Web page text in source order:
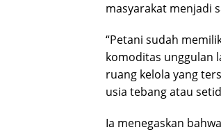
masyarakat menjadi
“Petani sudah
komoditas unggulan
ruang kelola yang
usia tebang atau
Ia menegaskan